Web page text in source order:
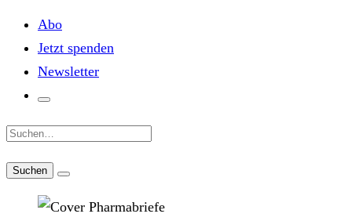
Abo
Jetzt spenden
Newsletter
Suche: